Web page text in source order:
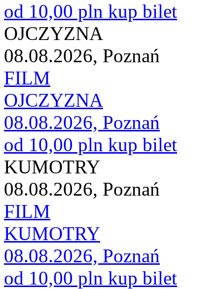
od 10,00 pln kup bilet
OJCZYZNA
08.08.2026, Poznań
FILM
OJCZYZNA
08.08.2026, Poznań
od 10,00 pln kup bilet
KUMOTRY
08.08.2026, Poznań
FILM
KUMOTRY
08.08.2026, Poznań
od 10,00 pln kup bilet